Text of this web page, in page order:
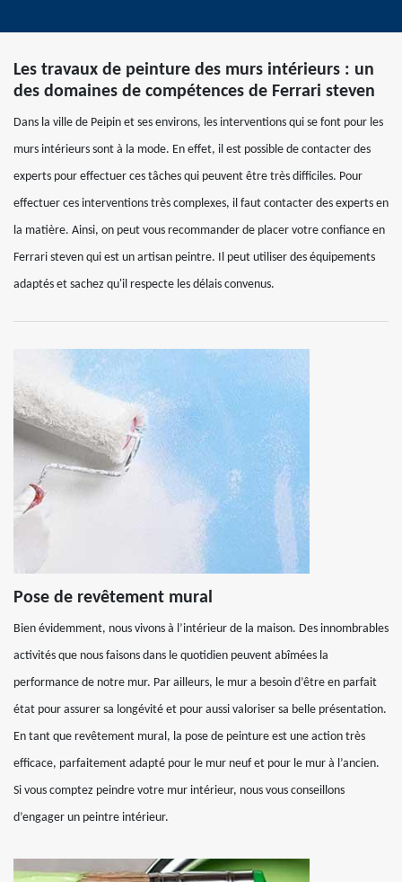
Les travaux de peinture des murs intérieurs : un
des domaines de compétences de Ferrari steven
Dans la ville de Peipin et ses environs, les interventions qui se font pour les
murs intérieurs sont à la mode. En effet, il est possible de contacter des
experts pour effectuer ces tâches qui peuvent être très difficiles. Pour
effectuer ces interventions très complexes, il faut contacter des experts en
la matière. Ainsi, on peut vous recommander de placer votre confiance en
Ferrari steven qui est un artisan peintre. Il peut utiliser des équipements
adaptés et sachez qu'il respecte les délais convenus.
Pose de revêtement mural
Bien évidemment, nous vivons à l’intérieur de la maison. Des innombrables
activités que nous faisons dans le quotidien peuvent abîmées la
performance de notre mur. Par ailleurs, le mur a besoin d’être en parfait
état pour assurer sa longévité et pour aussi valoriser sa belle présentation.
En tant que revêtement mural, la pose de peinture est une action très
efficace, parfaitement adapté pour le mur neuf et pour le mur à l’ancien.
Si vous comptez peindre votre mur intérieur, nous vous conseillons
d’engager un peintre intérieur.